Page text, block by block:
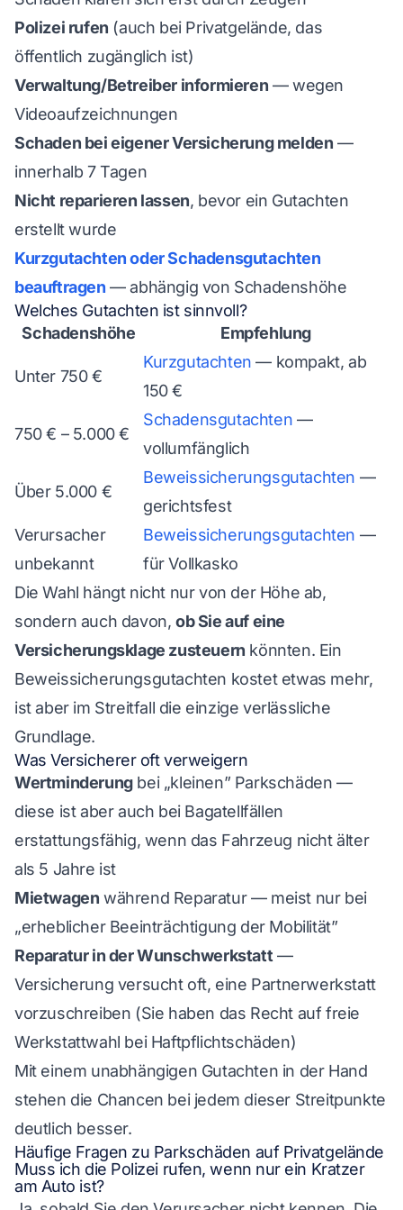
Polizei rufen (auch bei Privatgelände, das
öffentlich zugänglich ist)
Verwaltung/Betreiber informieren — wegen
Videoaufzeichnungen
Schaden bei eigener Versicherung melden —
innerhalb 7 Tagen
Nicht reparieren lassen, bevor ein Gutachten
erstellt wurde
Kurzgutachten oder Schadensgutachten
beauftragen — abhängig von Schadenshöhe
Welches Gutachten ist sinnvoll?
Schadenshöhe
Empfehlung
Unter 750 €
Kurzgutachten — kompakt, ab
150 €
750 € – 5.000 €
Schadensgutachten —
vollumfänglich
Über 5.000 €
Beweissicherungsgutachten —
gerichtsfest
Verursacher
unbekannt
Beweissicherungsgutachten —
für Vollkasko
Die Wahl hängt nicht nur von der Höhe ab,
sondern auch davon,ob Sie auf eine
Versicherungsklage zusteuern könnten. Ein
Beweissicherungsgutachten kostet etwas mehr,
ist aber im Streitfall die einzige verlässliche
Grundlage.
Was Versicherer oft verweigern
Wertminderungbei „kleinen” Parkschäden —
diese ist aber auch bei Bagatellfällen
erstattungsfähig, wenn das Fahrzeug nicht älter
als 5 Jahre ist
Mietwagen während Reparatur — meist nur bei
„erheblicher Beeinträchtigung der Mobilität”
Reparatur in der Wunschwerkstatt —
Versicherung versucht oft, eine Partnerwerkstatt
vorzuschreiben (Sie haben das Recht auf freie
Werkstattwahl bei Haftpflichtschäden)
Mit einem unabhängigen Gutachten in der Hand
stehen die Chancen bei jedem dieser Streitpunkte
deutlich besser.
Häufige Fragen zu Parkschäden auf Privatgelände
Muss ich die Polizei rufen, wenn nur ein Kratzer
am Auto ist?